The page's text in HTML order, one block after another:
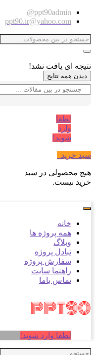
ppt90admin@
ppt90.ir@yahoo.com
نتیجه ای یافت نشد!
دیدن همه نتایج
لطفا
وارد
شوید!
سبد خرید
هیچ محصولی در سبد
خرید نیست.
خانه
همه پروژه ها
وبلاگ
تبادل پروژه
سفارش پروژه
راهنما سایت
تماس باما
لطفا وارد شوید!